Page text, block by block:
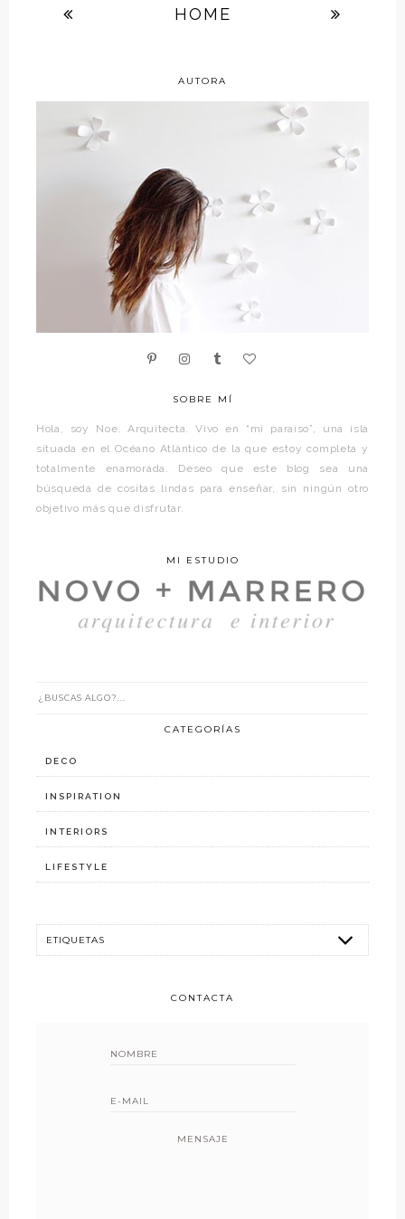
HOME
AUTORA
SOBRE MÍ
Hola, soy Noe. Arquitecta. Vivo en “mi paraíso”, una isla
situada en el Océano Atlántico de la que estoy completa y
totalmente enamorada. Deseo que este blog sea una
búsqueda de cositas lindas para enseñar, sin ningún otro
objetivo más que disfrutar.
MI ESTUDIO
CATEGORÍAS
DECO
INSPIRATION
INTERIORS
LIFESTYLE
CONTACTA
MENSAJE